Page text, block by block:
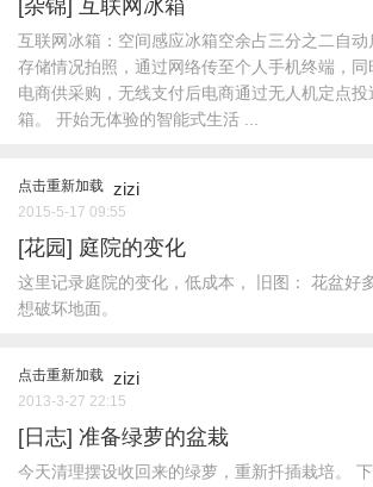
[杂锦] 互联网冰箱
互联网冰箱：空间感应冰箱空余占三分之二自
存储情况拍照，通过网络传至个人手机终端，
电商供采购，无线支付后电商通过无人机定点
箱。 开始无体验的智能式生活 ...
点击重新加载 zizi
2015-5-17 09:55
[花园] 庭院的变化
这里记录庭院的变化，低成本， 旧图： 花盆好
想破坏地面。
点击重新加载 zizi
2013-3-27 22:15
[日志] 准备绿萝的盆栽
今天清理摆设收回来的绿萝，重新扦插栽培。